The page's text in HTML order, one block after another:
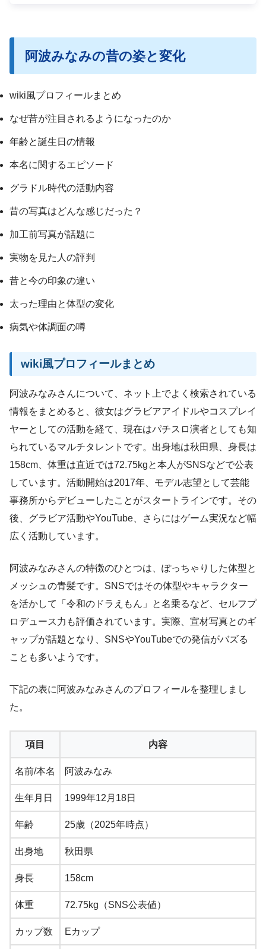
阿波みなみの昔の姿と変化
wiki風プロフィールまとめ
なぜ昔が注目されるようになったのか
年齢と誕生日の情報
本名に関するエピソード
グラドル時代の活動内容
昔の写真はどんな感じだった？
加工前写真が話題に
実物を見た人の評判
昔と今の印象の違い
太った理由と体型の変化
病気や体調面の噂
wiki風プロフィールまとめ
阿波みなみさんについて、ネット上でよく検索されている
情報をまとめると、彼女はグラビアアイドルやコスプレイ
ヤーとしての活動を経て、現在はパチスロ演者としても知
られているマルチタレントです。出身地は秋田県、身長は
158cm、体重は直近では72.75kgと本人がSNSなどで公表
しています。活動開始は2017年、モデル志望として芸能
事務所からデビューしたことがスタートラインです。その
後、グラビア活動やYouTube、さらにはゲーム実況など幅
広く活動しています。
阿波みなみさんの特徴のひとつは、ぽっちゃりした体型と
メッシュの青髪です。SNSではその体型やキャラクター
を活かして「令和のドラえもん」と名乗るなど、セルフプ
ロデュース力も評価されています。実際、宣材写真とのギ
ャップが話題となり、SNSやYouTubeでの発信がバズる
ことも多いようです。
下記の表に阿波みなみさんのプロフィールを整理しまし
た。
項目 内容
名前/本名 阿波みなみ
生年月日 1999年12月18日
年齢 25歳（2025年時点）
出身地 秋田県
身長 158cm
体重 72.75kg（SNS公表値）
カップ数 Eカップ